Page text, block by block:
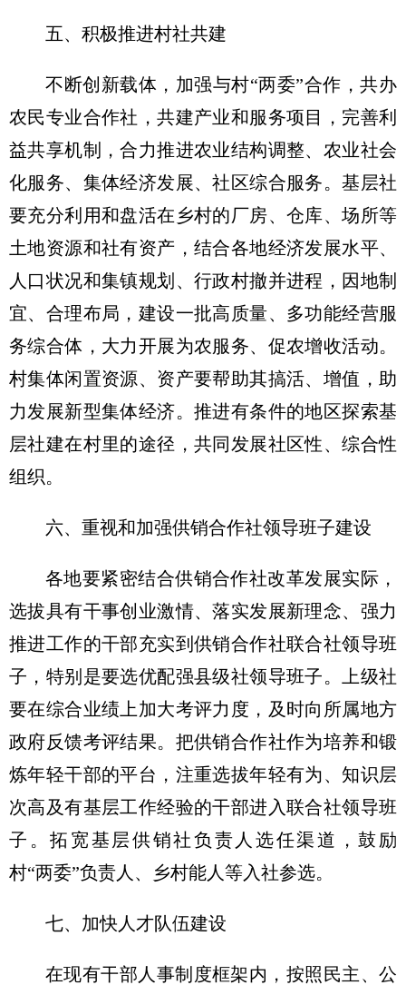
五、积极推进村社共建
不断创新载体，加强与村“两委”合作，共办
农民专业合作社，共建产业和服务项目，完善利
益共享机制，合力推进农业结构调整、农业社会
化服务、集体经济发展、社区综合服务。基层社
要充分利用和盘活在乡村的厂房、仓库、场所等
土地资源和社有资产，结合各地经济发展水平、
人口状况和集镇规划、行政村撤并进程，因地制
宜、合理布局，建设一批高质量、多功能经营服
务综合体，大力开展为农服务、促农增收活动。
村集体闲置资源、资产要帮助其搞活、增值，助
力发展新型集体经济。推进有条件的地区探索基
层社建在村里的途径，共同发展社区性、综合性
组织。
六、重视和加强供销合作社领导班子建设
各地要紧密结合供销合作社改革发展实际，
选拔具有干事创业激情、落实发展新理念、强力
推进工作的干部充实到供销合作社联合社领导班
子，特别是要选优配强县级社领导班子。上级社
要在综合业绩上加大考评力度，及时向所属地方
政府反馈考评结果。把供销合作社作为培养和锻
炼年轻干部的平台，注重选拔年轻有为、知识层
次高及有基层工作经验的干部进入联合社领导班
子。拓宽基层供销社负责人选任渠道，鼓励
村“两委”负责人、乡村能人等入社参选。
七、加快人才队伍建设
在现有干部人事制度框架内，按照民主、公